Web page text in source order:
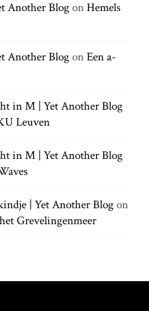
h
Another BlogonHemels
Another BlogonEen a-
in M | Yet Another Blog
Leuven
in M | Yet Another Blog
| Yet Another Blogon
Grevelingenmeer